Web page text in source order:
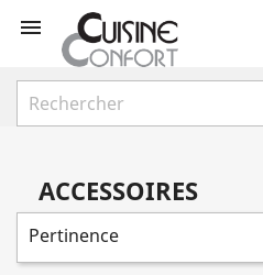

ACCESSOIRES
Pertinence